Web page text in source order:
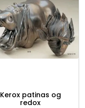
Kerox patinas og
redox